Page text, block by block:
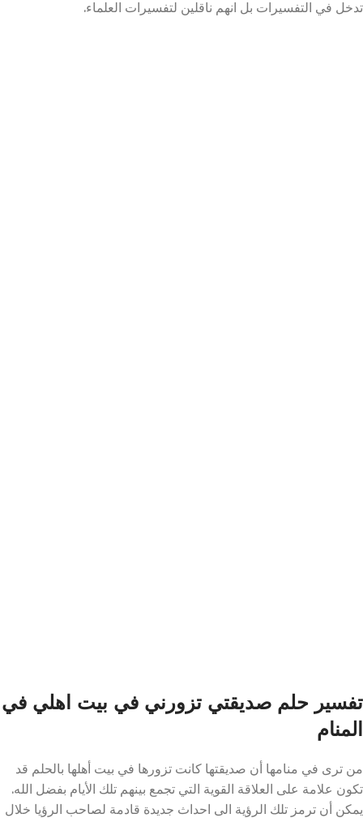
تدخل في التفسيرات بل انهم ناقلين لتفسيرات العلماء.
تفسير حلم صديقتي تزورني في بيت اهلي في
المنام
من ترى في منامها أن صديقتها كانت تزورها في بيت أهلها بالحلم قد
تكون علامة على العلاقة القوية التي تجمع بينهم تلك الأيام بفضل الله.
يمكن أن ترمز تلك الرؤية الى احداث جديدة قادمة لصاحب الرؤيا خلال